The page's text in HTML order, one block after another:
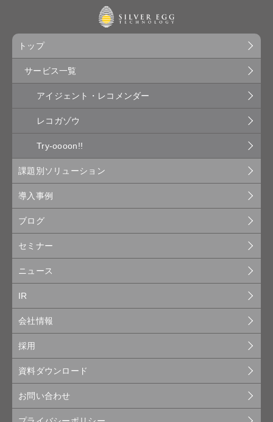
トップ
サービス一覧
アイジェント・レコメンダー
レコガゾウ
Try-oooon!!
課題別ソリューション
導入事例
ブログ
セミナー
ニュース
IR
会社情報
採用
資料ダウンロード
お問い合わせ